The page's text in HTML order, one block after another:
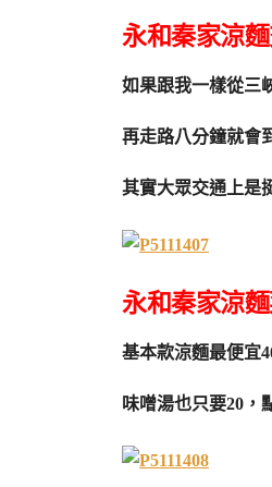
永和秦家涼
如果跟我一樣從三
再走路八分鐘就會
其實大眾交通上是
永和秦家涼
基本款涼麵最便宜
味噌湯也只要20，